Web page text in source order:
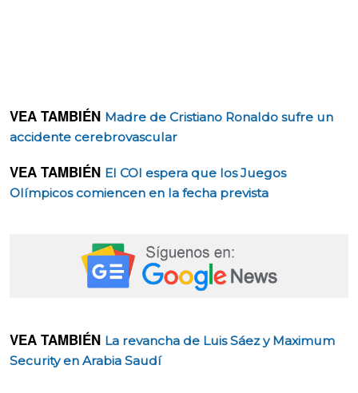
VEA TAMBIÉN Madre de Cristiano Ronaldo sufre un
accidente cerebrovascular
VEA TAMBIÉN El COI espera que los Juegos
Olímpicos comiencen en la fecha prevista
VEA TAMBIÉN La revancha de Luis Sáez y Maximum
Security en Arabia Saudí